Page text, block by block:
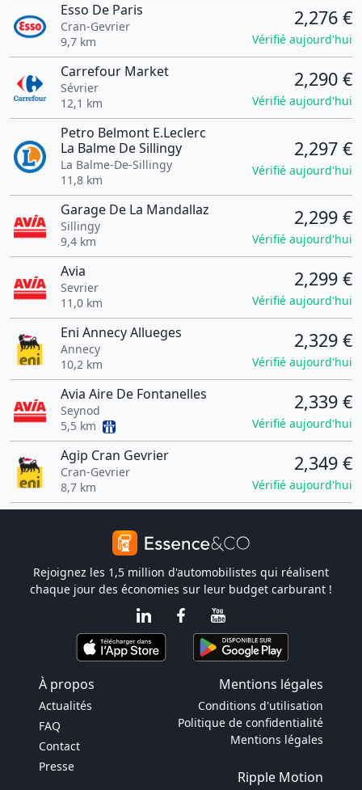
Esso De Paris
Cran-Gevrier
9,7 km
2,276 €
Vérifié aujourd'hui
Carrefour Market
Sévrier
12,1 km
2,290 €
Vérifié aujourd'hui
Petro Belmont E.Leclerc
La Balme De Sillingy
La Balme-De-Sillingy
11,8 km
2,297 €
Vérifié aujourd'hui
Garage De La Mandallaz
Sillingy
9,4 km
2,299 €
Vérifié aujourd'hui
Avia
Sevrier
11,0 km
2,299 €
Vérifié aujourd'hui
Eni Annecy Allueges
Annecy
10,2 km
2,329 €
Vérifié aujourd'hui
Avia Aire De Fontanelles
Seynod
5,5 km
2,339 €
Vérifié aujourd'hui
Agip Cran Gevrier
Cran-Gevrier
8,7 km
2,349 €
Vérifié aujourd'hui
Rejoignez les 1,5 million d'automobilistes qui réalisent
chaque jour des économies sur leur budget carburant !
À propos Mentions légales
Actualités
FAQ
Contact
Presse
Conditions d'utilisation
Politique de confidentialité
Mentions légales
Ripple Motion